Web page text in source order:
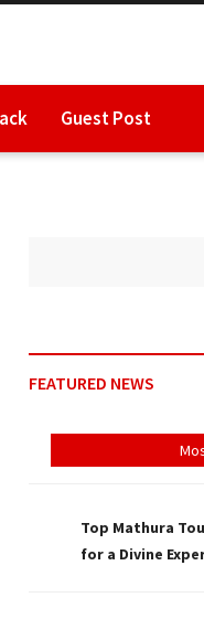
Guest Post
FEATURED NEWS
Top Mathura
for a Divine